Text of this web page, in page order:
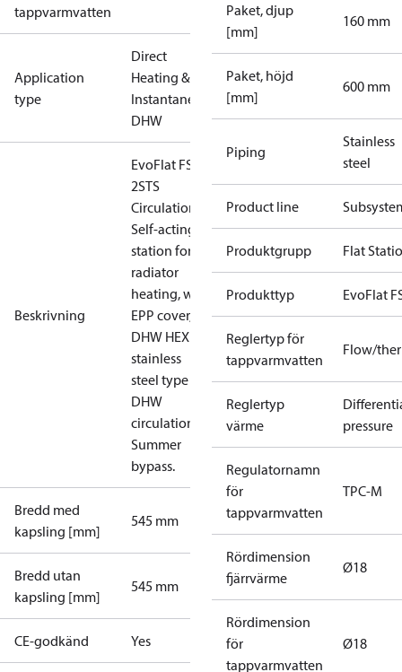
tappvarmvatten
Application
type
Direct
Heating &
Instantaneous
DHW
Beskrivning
EvoFlat FSS
2STS
Circulation,
Self-acting
station for
radiator
heating, with
EPP cover,
DHW HEX
stainless
steel type 2,
DHW
circulation,
Summer
bypass.
Bredd med
kapsling [mm]
545 mm
Bredd utan
kapsling [mm]
545 mm
CE-godkänd Yes
Paket, djup
[mm]
160 mm
Paket, höjd
[mm]
600 mm
Piping
Stainless
steel
Product line
Produktgrupp Flat
Produkttyp EvoFlat
Reglertyp för
tappvarmvatten
Flow/
Reglertyp
värme
pressure
Regulatornamn
för
tappvarmvatten
TPC-M
Rördimension
fjärrvärme
Ø18
Rördimension
för
tappvarmvatten
Ø18